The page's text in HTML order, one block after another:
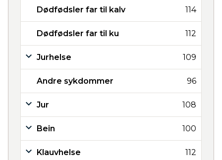
Dødfødsler far til kalv 114
Dødfødsler far til ku 112
Jurhelse 109
Andre sykdommer 96
Jur 108
Bein 100
Klauvhelse 112